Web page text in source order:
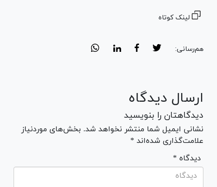
لینک کوتاه
هم‌رسانی:
ارسال دیدگاه
دیدگاهتان را بنویسید
نشانی ایمیل شما منتشر نخواهد شد. بخش‌های موردنیاز
علامت‌گذاری شده‌اند *
* دیدگاه